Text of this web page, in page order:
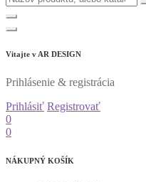
Vitajte v AR DESIGN
Prihlásenie & registrácia
Prihlásiť Registrovať
0
0
NÁKUPNÝ KOŠÍK